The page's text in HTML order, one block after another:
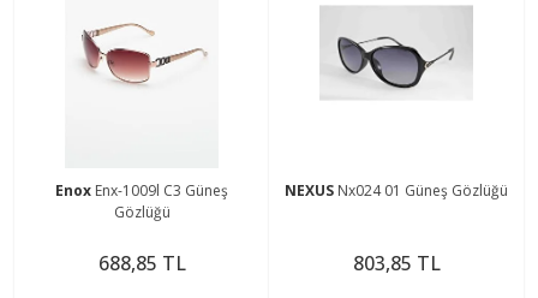
Enox Enx-1009l C3 Güneş
Gözlüğü
688,85 TL
NEXUS Nx024 01 Güneş Gözlüğü
803,85 TL